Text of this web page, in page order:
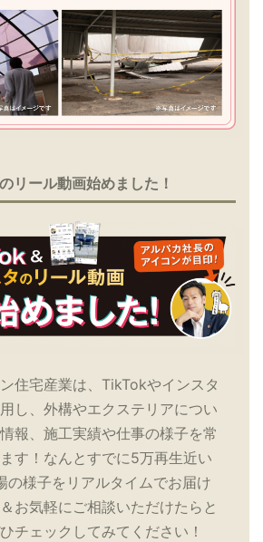
リール動画始めました！
住宅産業は、TikTokやインスタ
し、外構やエクステリアについ
報、施工実績や仕事の様子を常
す！なんとすでに5万再生近い
の様子をリアルタイムでお届け
お気軽にご相談いただけたらと
チェックしてみてください！